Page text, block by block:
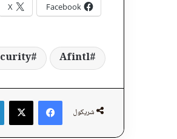
Facebook
X
Afintl
شریکول
X